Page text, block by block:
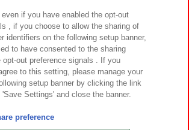
ント対応方針 よくあるご質問・お問い合わせ
©Bandai Namco Amusement Inc.
©Bandai Namco Amusement Lab Inc.
if you have enabled the opt-out
, if you choose to allow the sharing of
identifiers on the following setup banner,
to have consented to the sharing
opt-out preference signals . If you
to this setting, please manage your
setup banner by clicking the link
Settings' and close the banner.
preference